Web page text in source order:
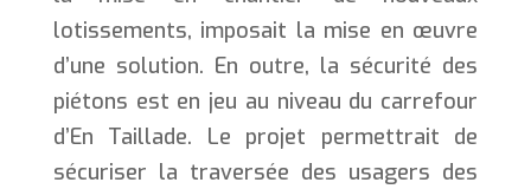
lotissements, imposait la mise en œuvre
d’une solution. En outre, la sécurité des
piétons est en jeu au niveau du carrefour
d’En Taillade. Le projet permettrait de
sécuriser la traversée des usagers des